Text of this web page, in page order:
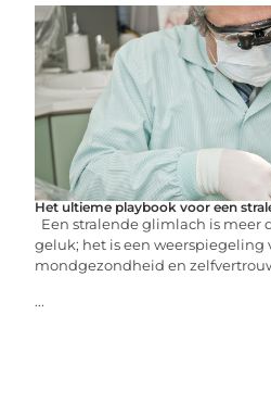
Het ultieme playbook voor een
Een stralende glimlach is meer
geluk; het is een weerspiegeling
mondgezondheid en
...